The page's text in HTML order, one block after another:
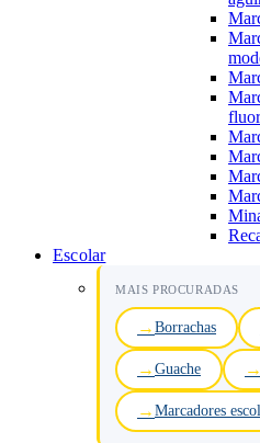
Escolar
MAIS PROCURADAS
Borrachas
Guache
Marcadores